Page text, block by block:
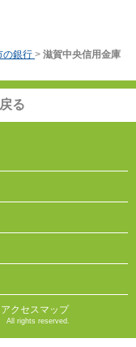
の銀行 > 滋賀中央信用金庫
る
アクセスマップ
All rights reserved.